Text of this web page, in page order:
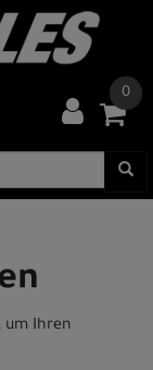
0
um Ihren